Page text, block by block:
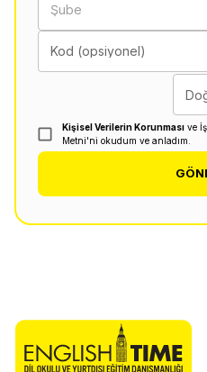
Şube
Kod (opsiyonel)
Kişisel Verilerin Korunması ve
Metni'ni okudum ve anladım.